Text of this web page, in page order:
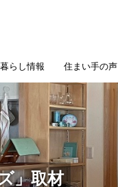
らし情報 住まい手の声
」取材